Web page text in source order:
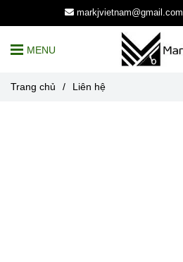
markjvietnam@gmail.com
MENU
Trang chủ / Liên hệ